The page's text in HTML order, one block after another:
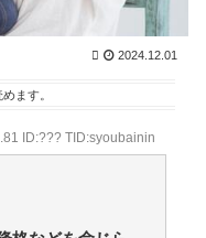
玉が動く！最速152
明に大興奮 / 2chま
めアンテナ！
の佐々木まで！時代
とめアンテナ！
2024.12.01
ます。
ID:??? TID:syoubainin